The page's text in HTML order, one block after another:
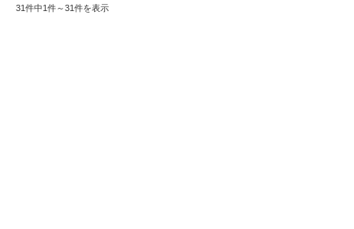
31件中1件～31件を表示